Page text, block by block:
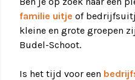
familie uitje of
kleine en grote groepen
Budel-Schoot.
Is het tijd voor een